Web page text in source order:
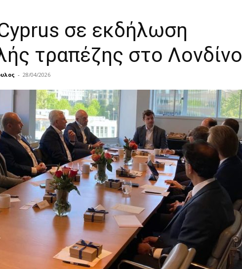
σε εκδήλωση
τραπέζης στο Λονδίνο
- 28/04/2026